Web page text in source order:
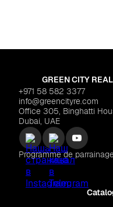
GREEN CITY
+971 58 582 3377
info@greencityre.com
Office 305, Binghatti
Dubai, UAE
Programme de